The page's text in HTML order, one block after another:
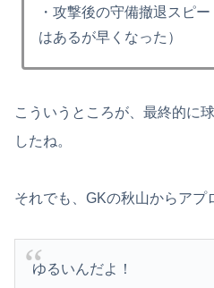
・攻撃後の守備撤退スピ
はあるが早くなった）
こういうところが、最終的に
したね。
それでも、GKの秋山からアプ
ゆるいんだよ！